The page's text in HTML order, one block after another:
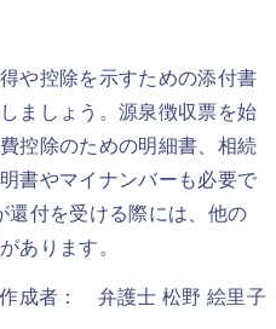
や控除を示すための添付書
ましょう。源泉徴収票を始
控除のための明細書、相続
書やマイナンバーも必要で
還付を受ける際には、他の
あります。
作成者： 弁護士 松野 絵里子